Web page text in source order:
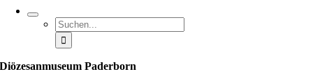
Suche
nach:
Diözesanmuseum Paderborn